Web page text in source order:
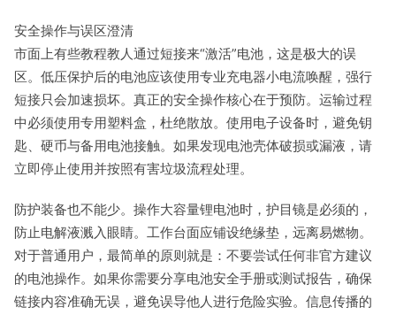
安全操作与误区澄清
市面上有些教程教人通过短接来“激活”电池，这是极大的误
区。低压保护后的电池应该使用专业充电器小电流唤醒，强行
短接只会加速损坏。真正的安全操作核心在于预防。运输过程
中必须使用专用塑料盒，杜绝散放。使用电子设备时，避免钥
匙、硬币与备用电池接触。如果发现电池壳体破损或漏液，请
立即停止使用并按照有害垃圾流程处理。
防护装备也不能少。操作大容量锂电池时，护目镜是必须的，
防止电解液溅入眼睛。工作台面应铺设绝缘垫，远离易燃物。
对于普通用户，最简单的原则就是：不要尝试任何非官方建议
的电池操作。如果你需要分享电池安全手册或测试报告，确保
链接内容准确无误，避免误导他人进行危险实验。信息传播的